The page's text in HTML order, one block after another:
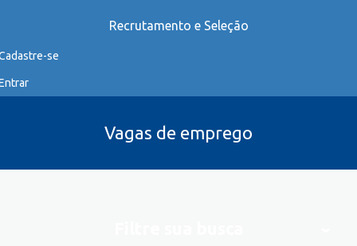
Recrutamento e Seleção
se
Vagas de emprego